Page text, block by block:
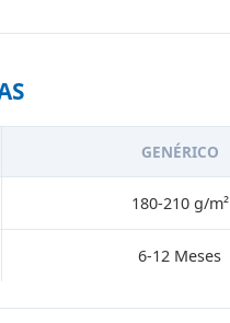
GENÉRICO
180-210 g/m²
6-12 Meses